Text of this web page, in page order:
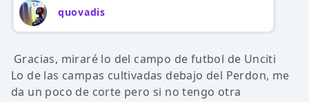
quovadis
Gracias, miraré lo del campo de futbol de Unciti
Lo de las campas cultivadas debajo del Perdon, me
da un poco de corte pero si no tengo otra